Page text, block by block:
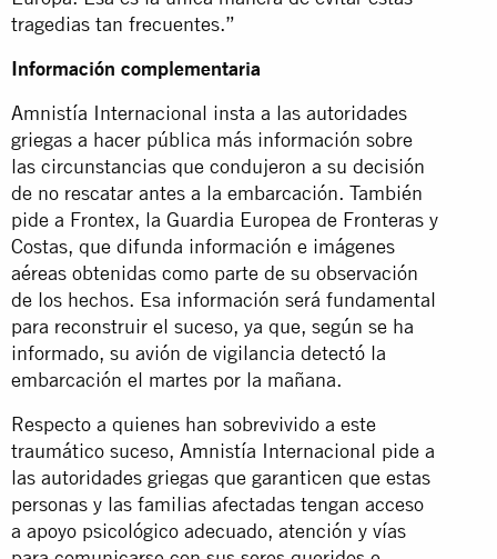
tragedias tan frecuentes.”
Información complementaria
Amnistía Internacional insta a las autoridades
griegas a hacer pública más información sobre
las circunstancias que condujeron a su decisión
de no rescatar antes a la embarcación. También
pide a Frontex, la Guardia Europea de Fronteras y
Costas, que difunda información e imágenes
aéreas obtenidas como parte de su observación
de los hechos. Esa información será fundamental
para reconstruir el suceso, ya que, según se ha
informado, su avión de vigilancia detectó la
embarcación el martes por la mañana.
Respecto a quienes han sobrevivido a este
traumático suceso, Amnistía Internacional pide a
las autoridades griegas que garanticen que estas
personas y las familias afectadas tengan acceso
a apoyo psicológico adecuado, atención y vías